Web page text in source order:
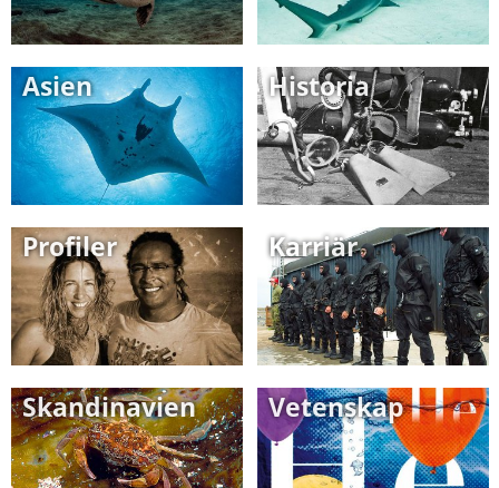
Asien Historia
Profiler Karriär
Skandinavien Vetenskap